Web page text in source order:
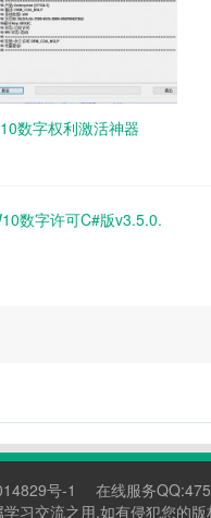
数字权利激活神器
数字许可C#版v3.5.0.
号-1 在线服务
习交流之用,如有侵犯您的